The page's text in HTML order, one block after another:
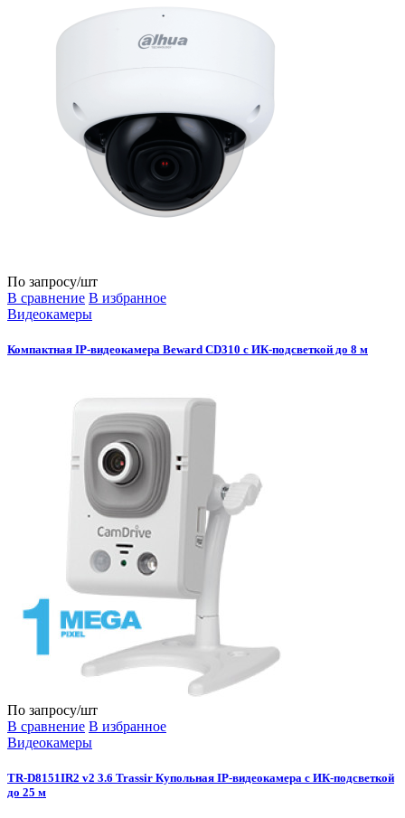
По запросу/шт
В сравнение В избранное
Видеокамеры
Компактная IP-видеокамера Beward CD310 с ИК-подсветкой до 8 м
По запросу/шт
В сравнение В избранное
Видеокамеры
TR-D8151IR2 v2 3.6 Trassir Купольная IP-видеокамера с ИК-подсветкой
до 25 м